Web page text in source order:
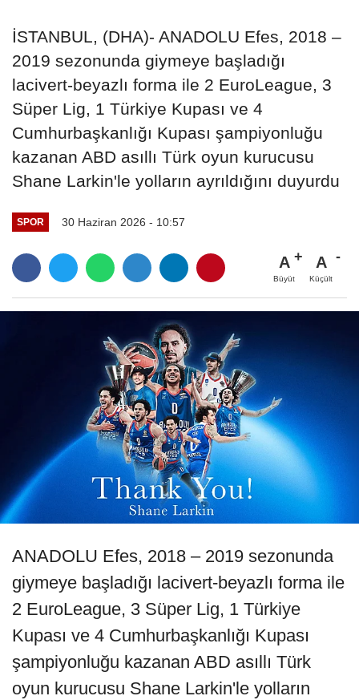
İSTANBUL, (DHA)- ANADOLU Efes, 2018 –
2019 sezonunda giymeye başladığı
lacivert-beyazlı forma ile 2 EuroLeague, 3
Süper Lig, 1 Türkiye Kupası ve 4
Cumhurbaşkanlığı Kupası şampiyonluğu
kazanan ABD asıllı Türk oyun kurucusu
Shane Larkin'le yolların ayrıldığını duyurdu
SPOR 30 Haziran 2026 - 10:57
A
Büyüt
A
Küçült
ANADOLU Efes, 2018 – 2019 sezonunda
giymeye başladığı lacivert-beyazlı forma ile
2 EuroLeague, 3 Süper Lig, 1 Türkiye
Kupası ve 4 Cumhurbaşkanlığı Kupası
şampiyonluğu kazanan ABD asıllı Türk
oyun kurucusu Shane Larkin'le yolların